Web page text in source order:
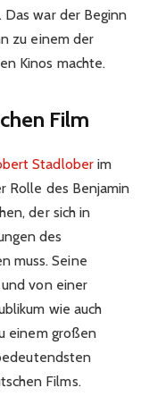
war der Beginn
zu einem der
Kinos machte.
Film
Stadloberim
Rolle des Benjamin
der sich in
des
muss. Seine
von einer
wie auch
einem großen
Films.